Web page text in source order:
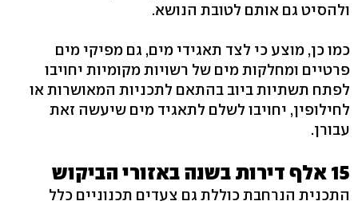
ולהסיט גם אותם לטובת הנושא.
כמו כן, מוצע כי לצד תאגידי מים, גם מפיקי מים
פרטיים ומחלקות מים של רשויות מקומיות יחויבו
לפתח תשתיות ביוב בהתאם לתכניות המאושרות או
לחילופין, יחויבו לשלם לתאגיד מים שיעשה זאת
עבורן.
15 אלף דירות בשנה באזורי הביקוש
התכנית הנרחבת כוללת גם צעדים תכנוניים כלל